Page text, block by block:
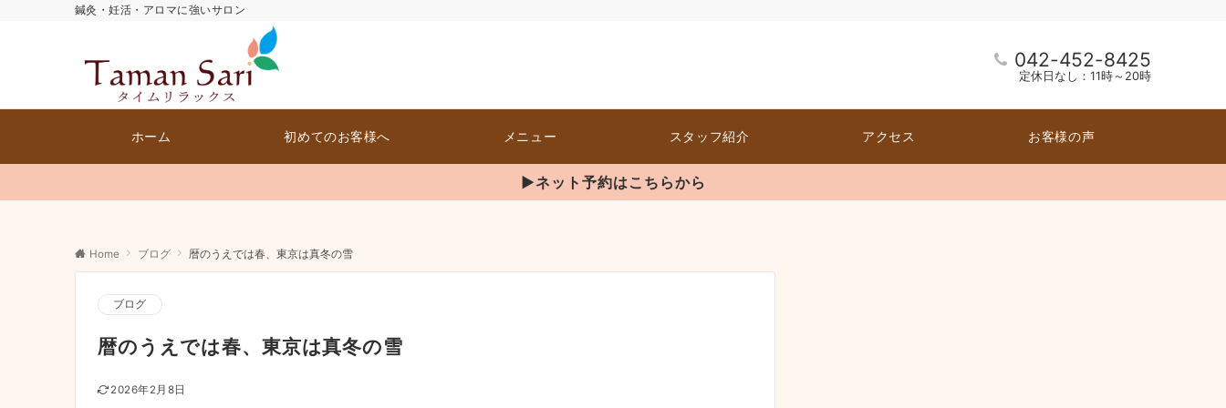
鍼灸・妊活・アロマに強いサロン
042-452-8425
定休日なし：11時～20時
ホーム 初めてのお客様へ メニュー スタッフ紹介 アクセス お客様の声
▶ネット予約はこちらから
Home ブログ 暦のうえでは春、東京は真冬の雪
ブログ
暦のうえでは春、東京は真冬の雪
2026年2月8日